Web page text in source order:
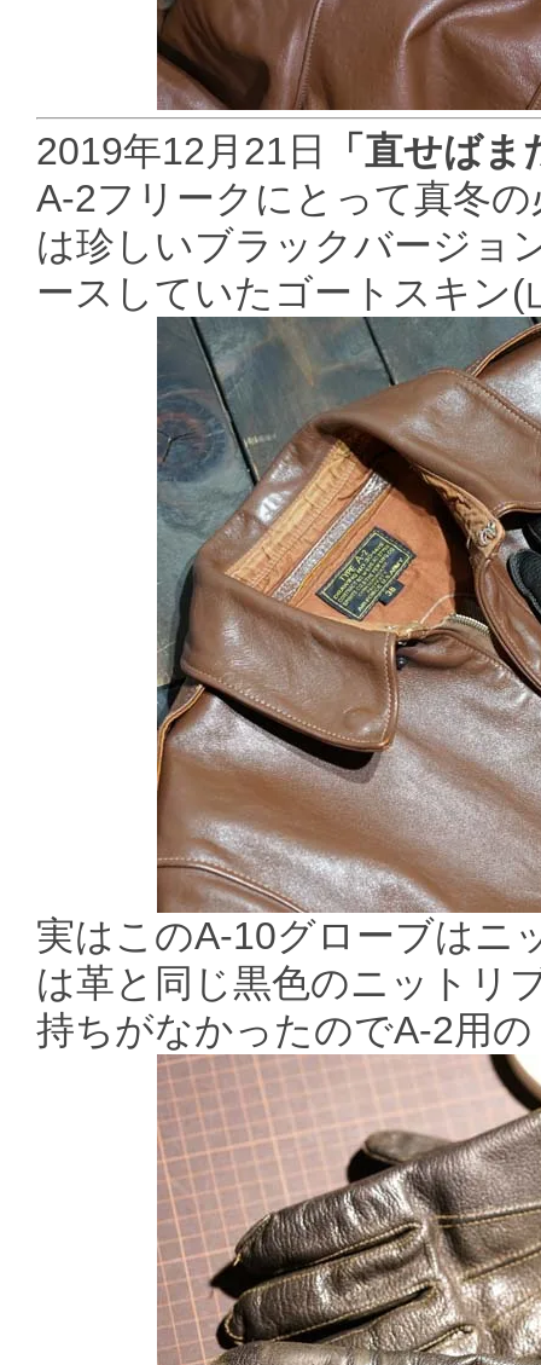
2019年12月21日
「直せば
A-2フリークにとって真冬
は珍しいブラックバージョ
ースしていたゴートスキン(
実はこのA-10グローブはニ
は革と同じ黒色のニットリ
持ちがなかったのでA-2用